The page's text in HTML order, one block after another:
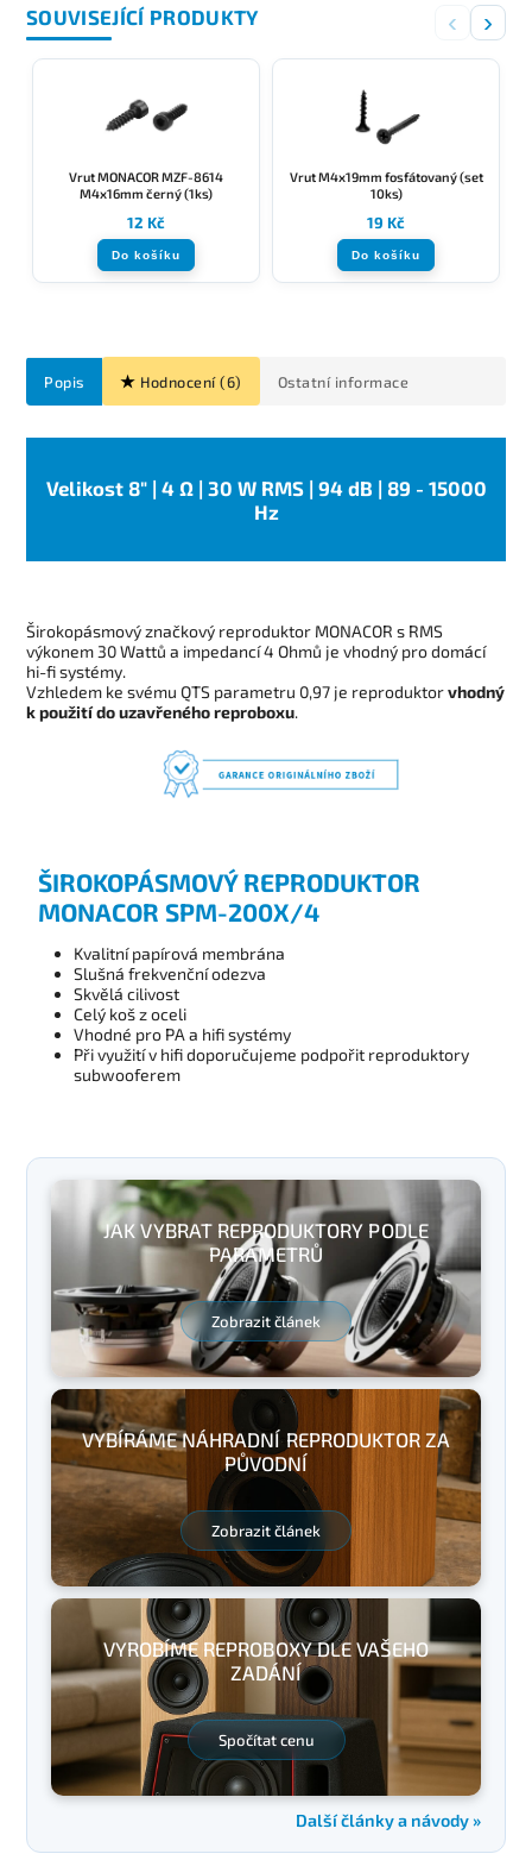
SOUVISEJÍCÍ PRODUKTY ‹ ›
Vrut MONACOR MZF-8614
M4x16mm černý (1ks)
12 Kč
Do košíku
Vrut M4x19mm fosfátovaný (set
10ks)
19 Kč
Do košíku
Popis Hodnocení (6) Ostatní informace
Velikost 8" | 4 Ω | 30 W RMS | 94 dB | 89 - 15000
Hz
Širokopásmový značkový reproduktor MONACOR s RMS
výkonem 30 Wattů a impedancí 4 Ohmů je vhodný pro domácí
hi-fi systémy.
Vzhledem ke svému QTS parametru 0,97 je reproduktorvhodný
k použití do uzavřeného reproboxu.
ŠIROKOPÁSMOVÝ REPRODUKTOR
MONACOR SPM-200X/4
Kvalitní papírová membrána
Slušná frekvenční odezva
Skvělá cilivost
Celý koš z oceli
Vhodné pro PA a hifi systémy
Při využití v hifi doporučujeme podpořit reproduktory
subwooferem
JAK VYBRAT REPRODUKTORY PODLE
PARAMETRŮ
Zobrazit článek
VYBÍRÁME NÁHRADNÍ REPRODUKTOR ZA
PŮVODNÍ
Zobrazit článek
VYROBÍME REPROBOXY DLE VAŠEHO
ZADÁNÍ
Spočítat cenu
Další články a návody »